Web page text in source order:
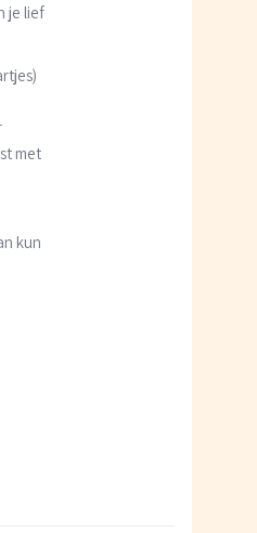
je lief
met
kun